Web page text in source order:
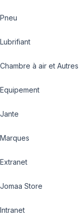
Pneu
Lubrifiant
Chambre à air et Autres
Equipement
Jante
Marques
Extranet
Jomaa Store
Intranet